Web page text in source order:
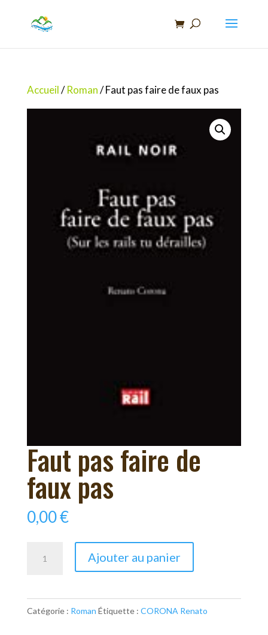
Accueil/Roman/ Faut pas faire de faux pas
Faut pas faire de
faux pas
0,00€
pas
faire
Ajouter au panier
Catégorie : Roman Étiquette : CORONA Renato